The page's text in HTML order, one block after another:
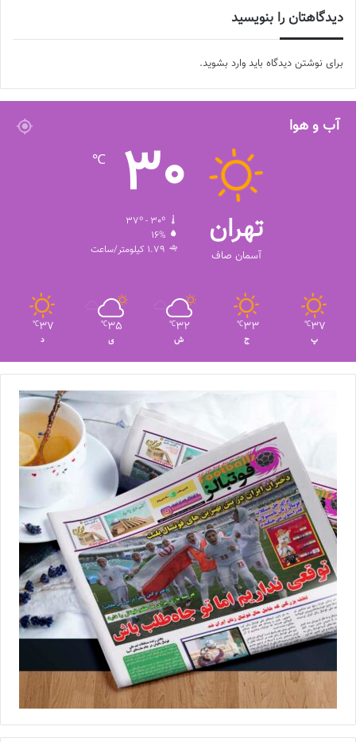
دیدگاهتان را بنویسید
برای نوشتن دیدگاه باید وارد بشوید.
آب و هوا
تهران
آسمان صاف
30
℃
37º - 30º
16%
1.79 کیلومتر/ساعت
37
℃
پ
33
℃
ج
32
℃
ش
35
℃
ی
37
℃
د